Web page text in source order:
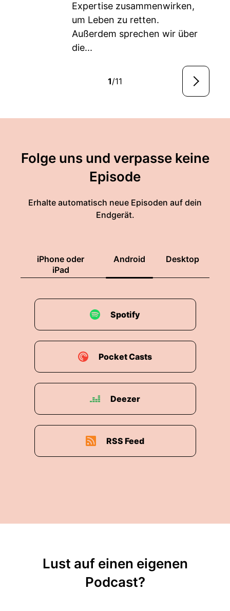
Expertise zusammenwirken,
um Leben zu retten.
Außerdem sprechen wir über
die...
1/11
Folge uns und verpasse keine
Episode
Erhalte automatisch neue Episoden auf dein
Endgerät.
iPhone oder
iPad
Android Desktop
Spotify
Pocket Casts
Deezer
RSS Feed
Lust auf einen eigenen
Podcast?